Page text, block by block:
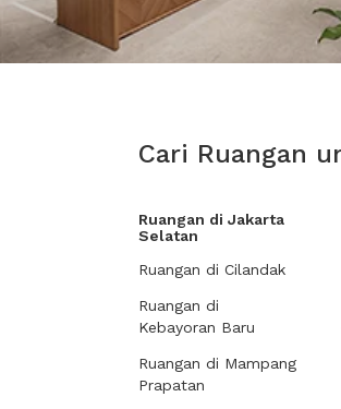
Cari Ruangan
Ruangan di Jakarta
Selatan
Ruangan di Cilandak
Ruangan di
Kebayoran Baru
Ruangan di Mampang
Prapatan